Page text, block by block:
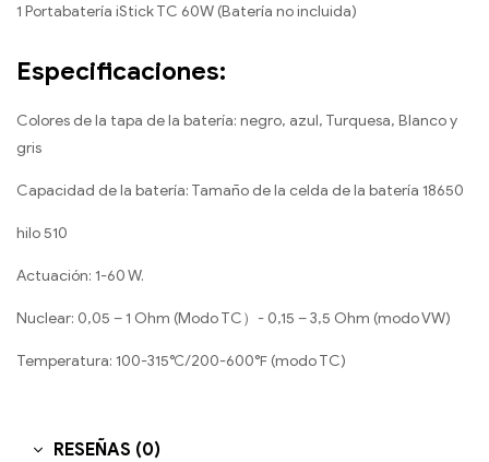
1 Portabatería iStick TC 60W (Batería no incluida)
Especificaciones:
Colores de la tapa de la batería: negro, azul, Turquesa, Blanco y
gris
Capacidad de la batería: Tamaño de la celda de la batería 18650
hilo 510
Actuación: 1-60 W.
Nuclear: 0,05 – 1 Ohm (Modo TC）- 0,15 – 3,5 Ohm (modo VW)
Temperatura: 100-315℃/200-600℉ (modo TC)
RESEÑAS (0)